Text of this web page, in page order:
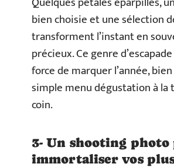
bien choisie et une sélection
transforment l’instant en
précieux. Ce genre
force de marquer l’année, bien
simple menu dégustation à la
coin.
3- Un shooting
immortaliser vos